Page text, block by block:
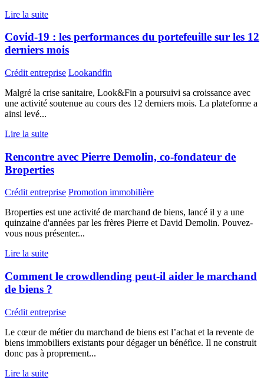
Lire la suite
Covid-19 : les performances du portefeuille sur les 12
derniers mois
Crédit entreprise Lookandfin
Malgré la crise sanitaire, Look&Fin a poursuivi sa croissance avec
une activité soutenue au cours des 12 derniers mois. La plateforme a
ainsi levé...
Lire la suite
Rencontre avec Pierre Demolin, co-fondateur de
Broperties
Crédit entreprise Promotion immobilière
Broperties est une activité de marchand de biens, lancé il y a une
quinzaine d'années par les frères Pierre et David Demolin. Pouvez-
vous nous présenter...
Lire la suite
Comment le crowdlending peut-il aider le marchand
de biens ?
Crédit entreprise
Le cœur de métier du marchand de biens est l’achat et la revente de
biens immobiliers existants pour dégager un bénéfice. Il ne construit
donc pas à proprement...
Lire la suite